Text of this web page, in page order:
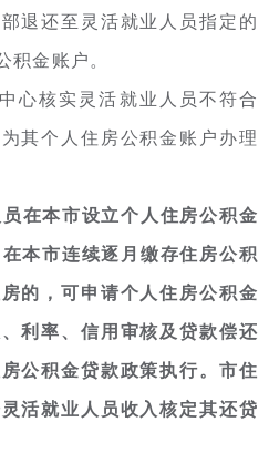
退还至灵活就业人员指定的
积金账户。
心核实灵活就业人员不符合
其个人住房公积金账户办理
在本市设立个人住房公积金
本市连续逐月缴存住房公积
的，可申请个人住房公积金
利率、信用审核及贷款偿还
公积金贷款政策执行。市住
活就业人员收入核定其还贷